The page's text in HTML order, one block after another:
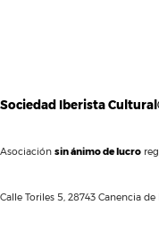
Sociedad Iberista
Asociación sin ánimo de lucro
Calle Toriles 5, 28743 Canencia